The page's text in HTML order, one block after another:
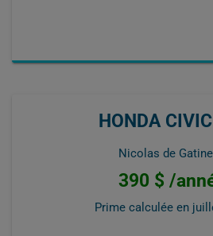
HONDA
Nicolas de
390 $ /
Prime calculée en